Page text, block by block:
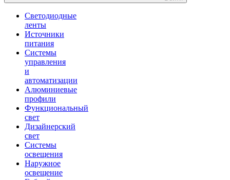
Светодиодные
ленты
Источники
питания
Системы
управления
и
автоматизации
Алюминиевые
профили
Функциональный
свет
Дизайнерский
свет
Системы
освещения
Наружное
освещение